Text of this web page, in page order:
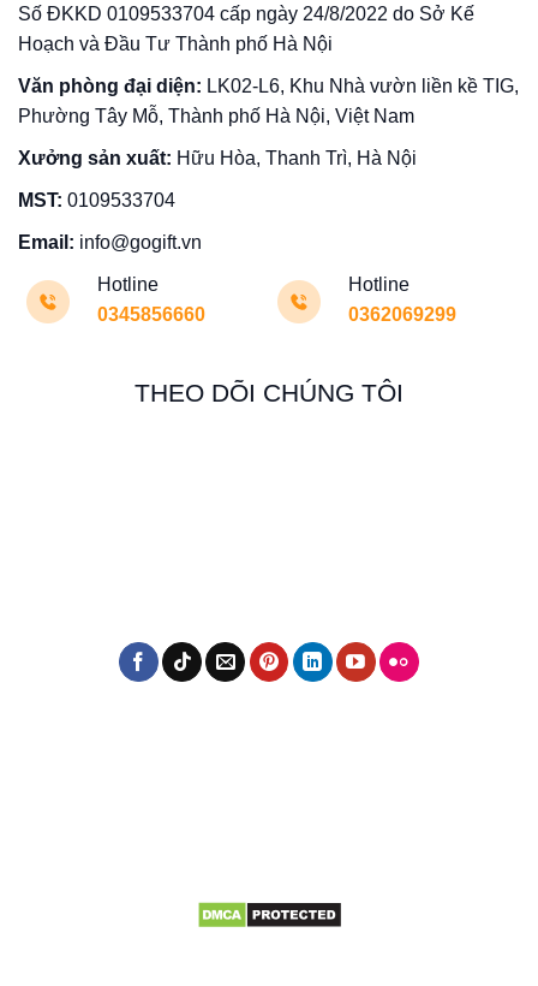
Số ĐKKD 0109533704 cấp ngày 24/8/2022 do Sở Kế
Hoạch và Đầu Tư Thành phố Hà Nội
Văn phòng đại diện: LK02-L6, Khu Nhà vườn liền kề TIG,
Phường Tây Mỗ, Thành phố Hà Nội, Việt Nam
Xưởng sản xuất: Hữu Hòa, Thanh Trì, Hà Nội
MST: 0109533704
Email: info@gogift.vn
Hotline
0345856660
Hotline
0362069299
THEO DÕI CHÚNG TÔI